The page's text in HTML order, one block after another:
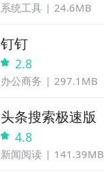
系统工具 24.6MB
钉钉
2.8
办公商务 297.1MB
头条搜索极速版
4.8
新闻阅读 141.39MB